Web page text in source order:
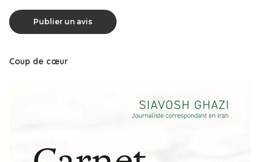
Coup de cœur